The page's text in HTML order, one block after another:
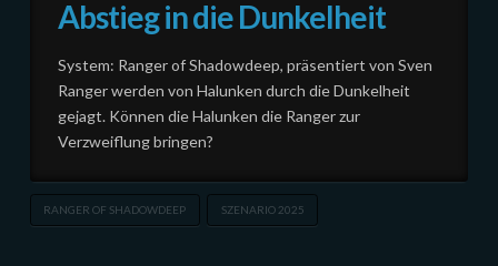
Abstieg in die Dunkelheit
System: Ranger of Shadowdeep, präsentiert von Sven
Ranger werden von Halunken durch die Dunkelheit
gejagt. Können die Halunken die Ranger zur
Verzweiflung bringen?
RANGER OF SHADOWDEEP SZENARIO 2025